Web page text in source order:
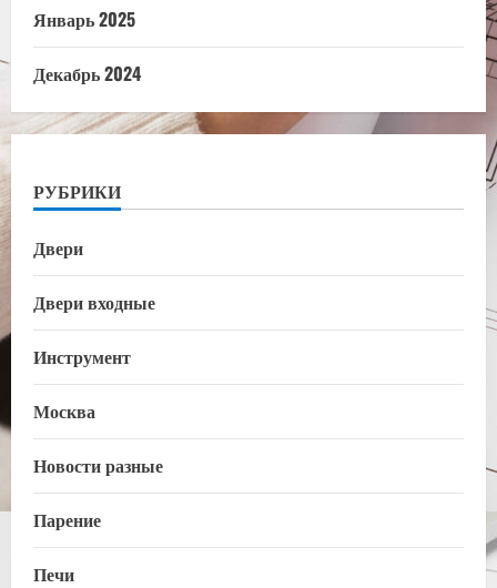
Январь 2025
Декабрь 2024
РУБРИКИ
Двери
Двери входные
Инструмент
Москва
Новости разные
Парение
Печи